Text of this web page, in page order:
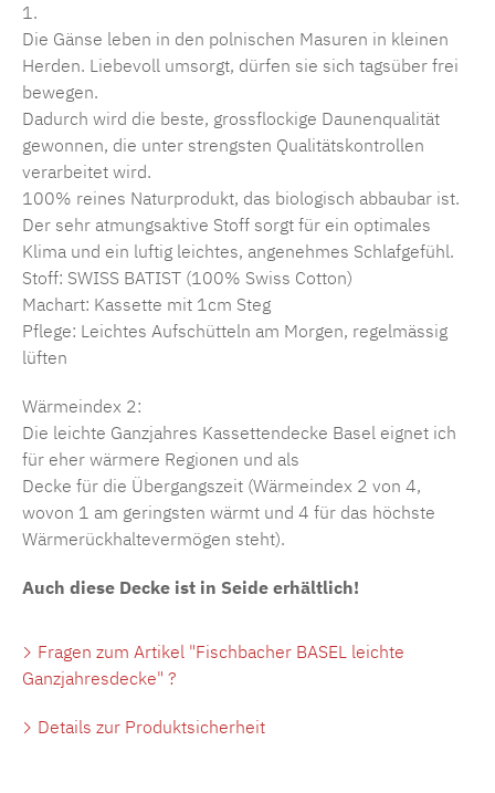
1.
Die Gänse leben in den polnischen Masuren in kleinen
Herden. Liebevoll umsorgt, dürfen sie sich tagsüber frei
bewegen.
Dadurch wird die beste, grossflockige Daunenqualität
gewonnen, die unter strengsten Qualitätskontrollen
verarbeitet wird.
100% reines Naturprodukt, das biologisch abbaubar ist.
Der sehr atmungsaktive Stoff sorgt für ein optimales
Klima und ein luftig leichtes, angenehmes Schlafgefühl.
Stoff: SWISS BATIST (100% Swiss Cotton)
Machart: Kassette mit 1cm Steg
Pflege: Leichtes Aufschütteln am Morgen, regelmässig
lüften
Wärmeindex 2:
Die leichte Ganzjahres Kassettendecke Basel eignet ich
für eher wärmere Regionen und als
Decke für die Übergangszeit (Wärmeindex 2 von 4,
wovon 1 am geringsten wärmt und 4 für das höchste
Wärmerückhaltevermögen steht).
Auch diese Decke ist in Seide erhältlich!
Fragen zum Artikel "Fischbacher BASEL leichte
Ganzjahresdecke" ?
Details zur Produktsicherheit